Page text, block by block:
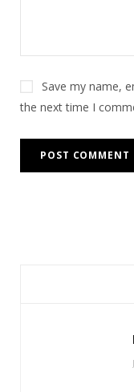
Save my name,
the next time I